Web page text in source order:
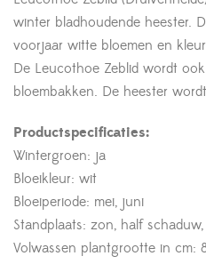
winter bladhoudende heester.
voorjaar witte bloemen en
De Leucothoe Zeblid wordt
bloembakken. De heester
Productspecificaties:
Wintergroen: ja
Bloeikleur: wit
Bloeiperiode: mei, juni
Standplaats: zon, half
Volwassen plantgrootte in cm: